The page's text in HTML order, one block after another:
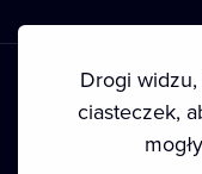
Drogi
ciasteczek,